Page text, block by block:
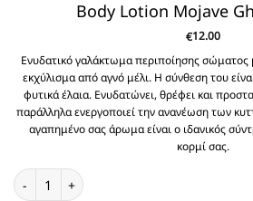
Body Lotion Mojave
€12.00
Ενυδατικό γαλάκτωμα περιποίησης σώματος
εκχύλισμα από αγνό μέλι. Η σύνθεση του
φυτικά έλαια. Ενυδατώνει, θρέφει και
παράλληλα ενεργοποιεί την ανανέωση των
αγαπημένο σας άρωμα είναι ο ιδανικός
κορμί σας.
Body Lotion Mojave Ghost 200ml ποσότητα